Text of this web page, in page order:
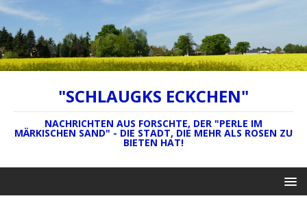
"SCHLAUGKS ECKCHEN"
NACHRICHTEN AUS FORSCHTE, DER "PERLE IM
MÄRKISCHEN SAND" - DIE STADT, DIE MEHR ALS ROSEN ZU
BIETEN HAT!